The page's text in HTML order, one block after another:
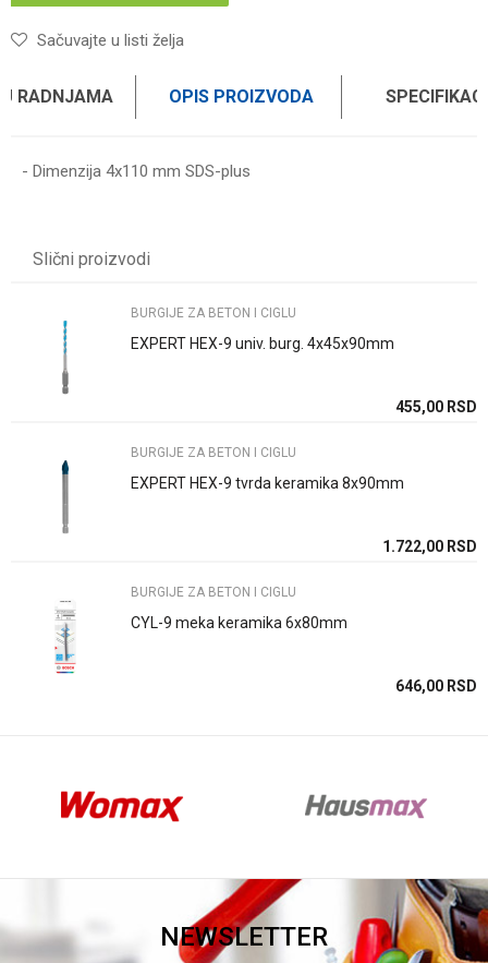
Sačuvajte u listi želja
RADNJAMA OPIS PROIZVODA
- Dimenzija 4x110 mm SDS-plus
Anti-spam zaštita - izračunajte koliko je 9 - 4 :
POŠALJI
Slični proizvodi
BURGIJE ZA BETON I CIGLU
EXPERT HEX-9 univ. burg. 4x45x90mm
455,00 RSD
BURGIJE ZA BETON I CIGLU
EXPERT HEX-9 tvrda keramika 8x90mm
1.722,00 RSD
BURGIJE ZA BETON I CIGLU
CYL-9 meka keramika 6x80mm
646,00 RSD
NEWSLETTER